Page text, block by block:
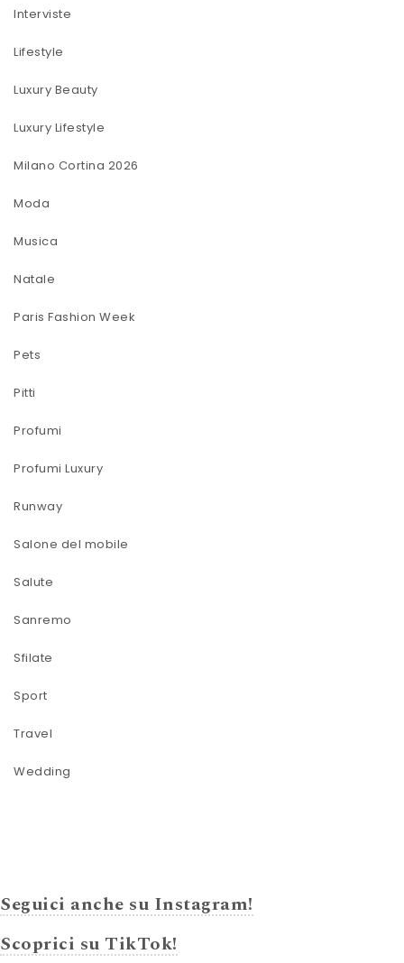
Interviste
Lifestyle
Luxury Beauty
Luxury Lifestyle
Milano Cortina 2026
Moda
Musica
Natale
Paris Fashion Week
Pets
Pitti
Profumi
Profumi Luxury
Runway
Salone del mobile
Salute
Sanremo
Sfilate
Sport
Travel
Wedding
Seguici anche su Instagram!
Scoprici su TikTok!